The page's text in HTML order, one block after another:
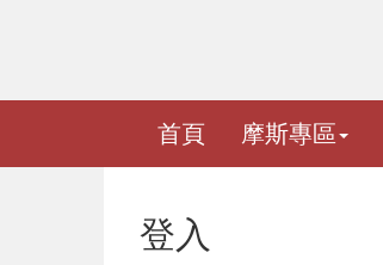
首頁 摩斯專區
登入